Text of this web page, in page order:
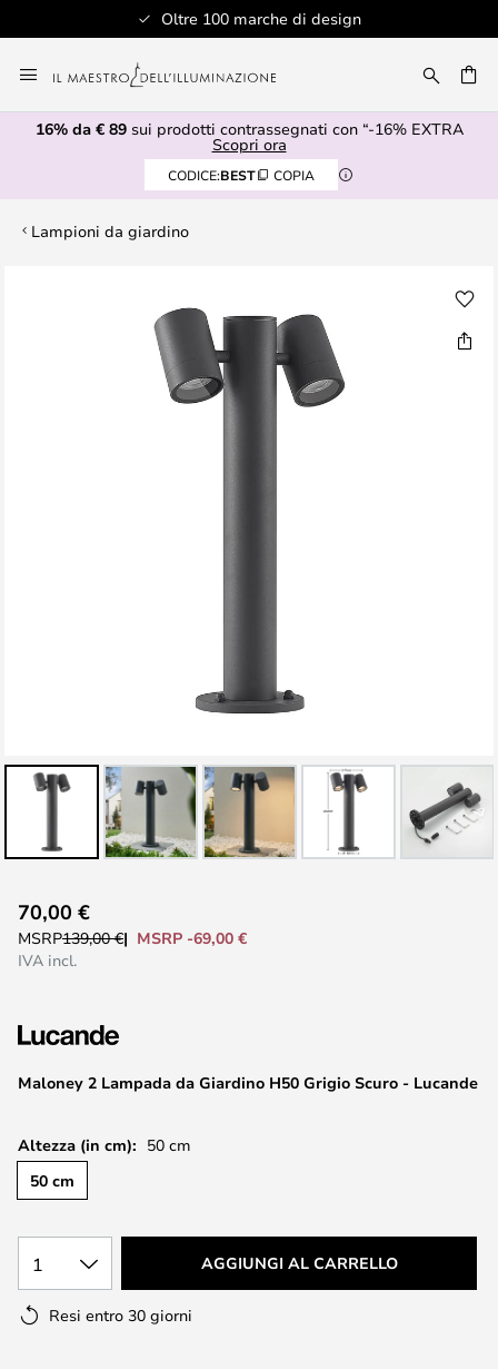
Oltre 100 marche di design
al
contenuto
16% da € 89sui prodotti contrassegnati con “-16% EXTRA
Scopri ora
CODICE:BEST COPIA
Lampioni da giardino
all'inizio
della
immagini
Maloney 2 Lampada da Giardino H50 Grigio Scuro - Lucande
70,00 €
MSRP139,00 €
MSRP -69,00 €
IVA incl.
Altezza (in cm): 50 cm
50 cm
1 AGGIUNGI AL CARRELLO
Resi entro 30 giorni